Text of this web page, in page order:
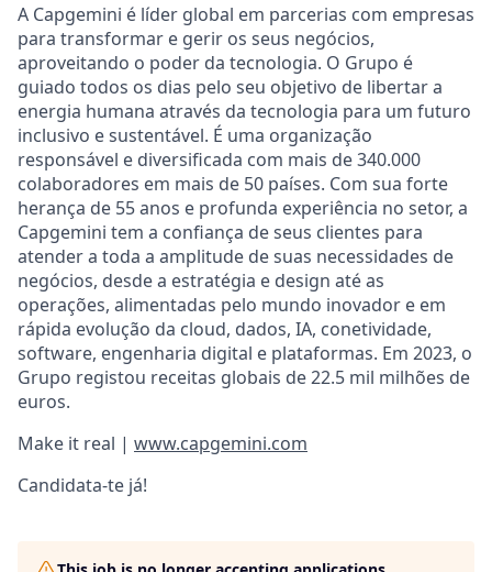
A Capgemini é líder global em parcerias com empresas
para transformar e gerir os seus negócios,
aproveitando o poder da tecnologia. O Grupo é
guiado todos os dias pelo seu objetivo de libertar a
energia humana através da tecnologia para um futuro
inclusivo e sustentável. É uma organização
responsável e diversificada com mais de 340.000
colaboradores em mais de 50 países. Com sua forte
herança de 55 anos e profunda experiência no setor, a
Capgemini tem a confiança de seus clientes para
atender a toda a amplitude de suas necessidades de
negócios, desde a estratégia e design até as
operações, alimentadas pelo mundo inovador e em
rápida evolução da cloud, dados, IA, conetividade,
software, engenharia digital e plataformas. Em 2023, o
Grupo registou receitas globais de 22.5 mil milhões de
euros.
Make it real | www.capgemini.com
Candidata-te já!